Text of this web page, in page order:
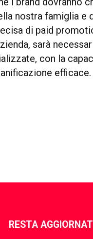
nostra famiglia e
di paid
sarà
con la
efficace.
RESTA